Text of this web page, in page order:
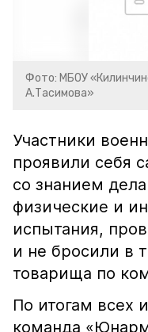
Фото: МБОУ
А.Тасимова»
Участники
проявили себя
со знанием
физические и
испытания,
и не бросили в
товарища по
По итогам всех
команда